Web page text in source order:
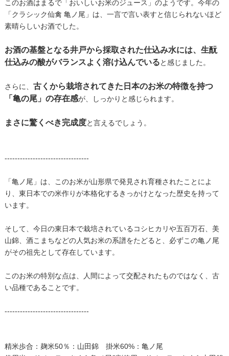
このお酒はまるで「おいしいお米のジュース」のようです。今年の
「クラシック仙禽 亀ノ尾」は、一言で言い表すと信じられないほど
素晴らしいお酒でした。
お酒の基盤となる井戸から採取された仕込み水には、生酛
仕込みの酸がバランスよく溶け込んでいると感じました。
さらに、 古くから栽培されてきた日本のお米の特徴を持つ
「亀の尾」の存在感が、しっかりと感じられます。
まさに驚くべき完成度と言えるでしょう。
---------------------------------
「亀ノ尾」は、このお米が山形県で発見され育種されたことによ
り、東日本での米作りが本格化するきっかけとなった歴史を持って
います。
そして、今日の東日本で栽培されているコシヒカリや五百万石、美
山錦、酒こまちなどの人気お米の系譜をたどると、必ずこの亀ノ尾
がその祖先として存在しています。
このお米の特別な点は、人間によって交配されたものではなく、古
い品種であることです。
---------------------------------
精米歩合：麹米50％：山田錦 掛米60%：亀ノ尾